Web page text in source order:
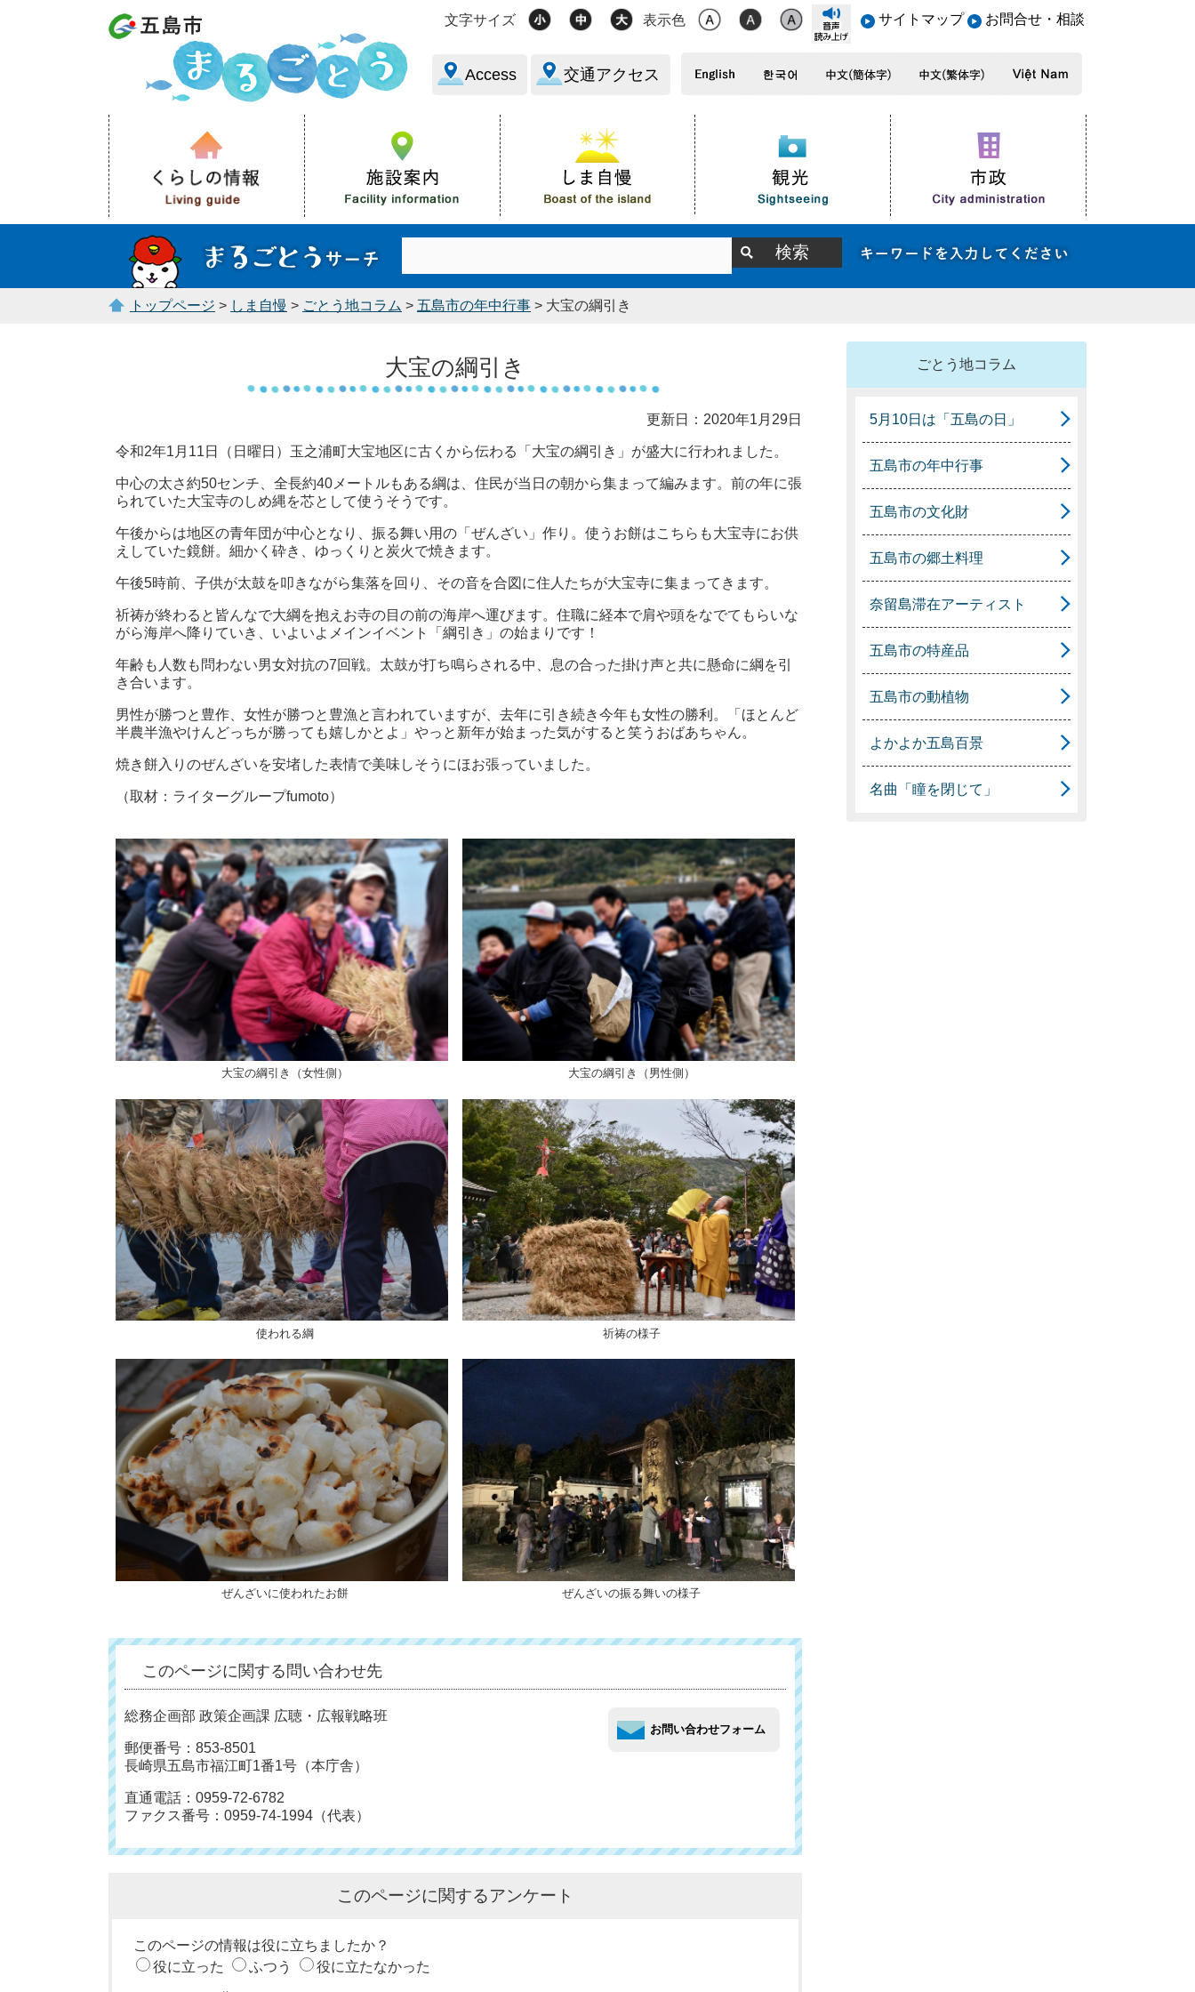
文字サイズ 表示色 サイトマップ お問合せ・相談
Access 交通アクセス
トップページ > しま自慢 > ごとう地コラム > 五島市の年中行事 > 大宝の綱引き
大宝の綱引き
更新日：2020年1月29日
令和2年1月11日（日曜日）玉之浦町大宝地区に古くから伝わる「大宝の綱引き」が盛大に行われました。
中心の太さ約50センチ、全長約40メートルもある綱は、住民が当日の朝から集まって編みます。前の年に張
られていた大宝寺のしめ縄を芯として使うそうです。
午後からは地区の青年団が中心となり、振る舞い用の「ぜんざい」作り。使うお餅はこちらも大宝寺にお供
えしていた鏡餅。細かく砕き、ゆっくりと炭火で焼きます。
午後5時前、子供が太鼓を叩きながら集落を回り、その音を合図に住人たちが大宝寺に集まってきます。
祈祷が終わると皆んなで大綱を抱えお寺の目の前の海岸へ運びます。住職に経本で肩や頭をなでてもらいな
がら海岸へ降りていき、いよいよメインイベント「綱引き」の始まりです！
年齢も人数も問わない男女対抗の7回戦。太鼓が打ち鳴らされる中、息の合った掛け声と共に懸命に綱を引
き合います。
男性が勝つと豊作、女性が勝つと豊漁と言われていますが、去年に引き続き今年も女性の勝利。「ほとんど
半農半漁やけんどっちが勝っても嬉しかとよ」やっと新年が始まった気がすると笑うおばあちゃん。
焼き餅入りのぜんざいを安堵した表情で美味しそうにほお張っていました。
（取材：ライターグループfumoto）
大宝の綱引き（女性側） 大宝の綱引き（男性側）
使われる綱 祈祷の様子
ぜんざいに使われたお餅 ぜんざいの振る舞いの様子
このページに関する問い合わせ先
総務企画部 政策企画課 広聴・広報戦略班
郵便番号：853-8501
長崎県五島市福江町1番1号（本庁舎）
直通電話：0959-72-6782
ファクス番号：0959-74-1994（代表）
このページに関するアンケート
このページの情報は役に立ちましたか？
役に立った
ふつう 役に立たなかった
ごとう地コラム
5月10日は「五島の日」
五島市の年中行事
五島市の文化財
五島市の郷土料理
奈留島滞在アーティスト
五島市の特産品
五島市の動植物
よかよか五島百景
名曲「瞳を閉じて」